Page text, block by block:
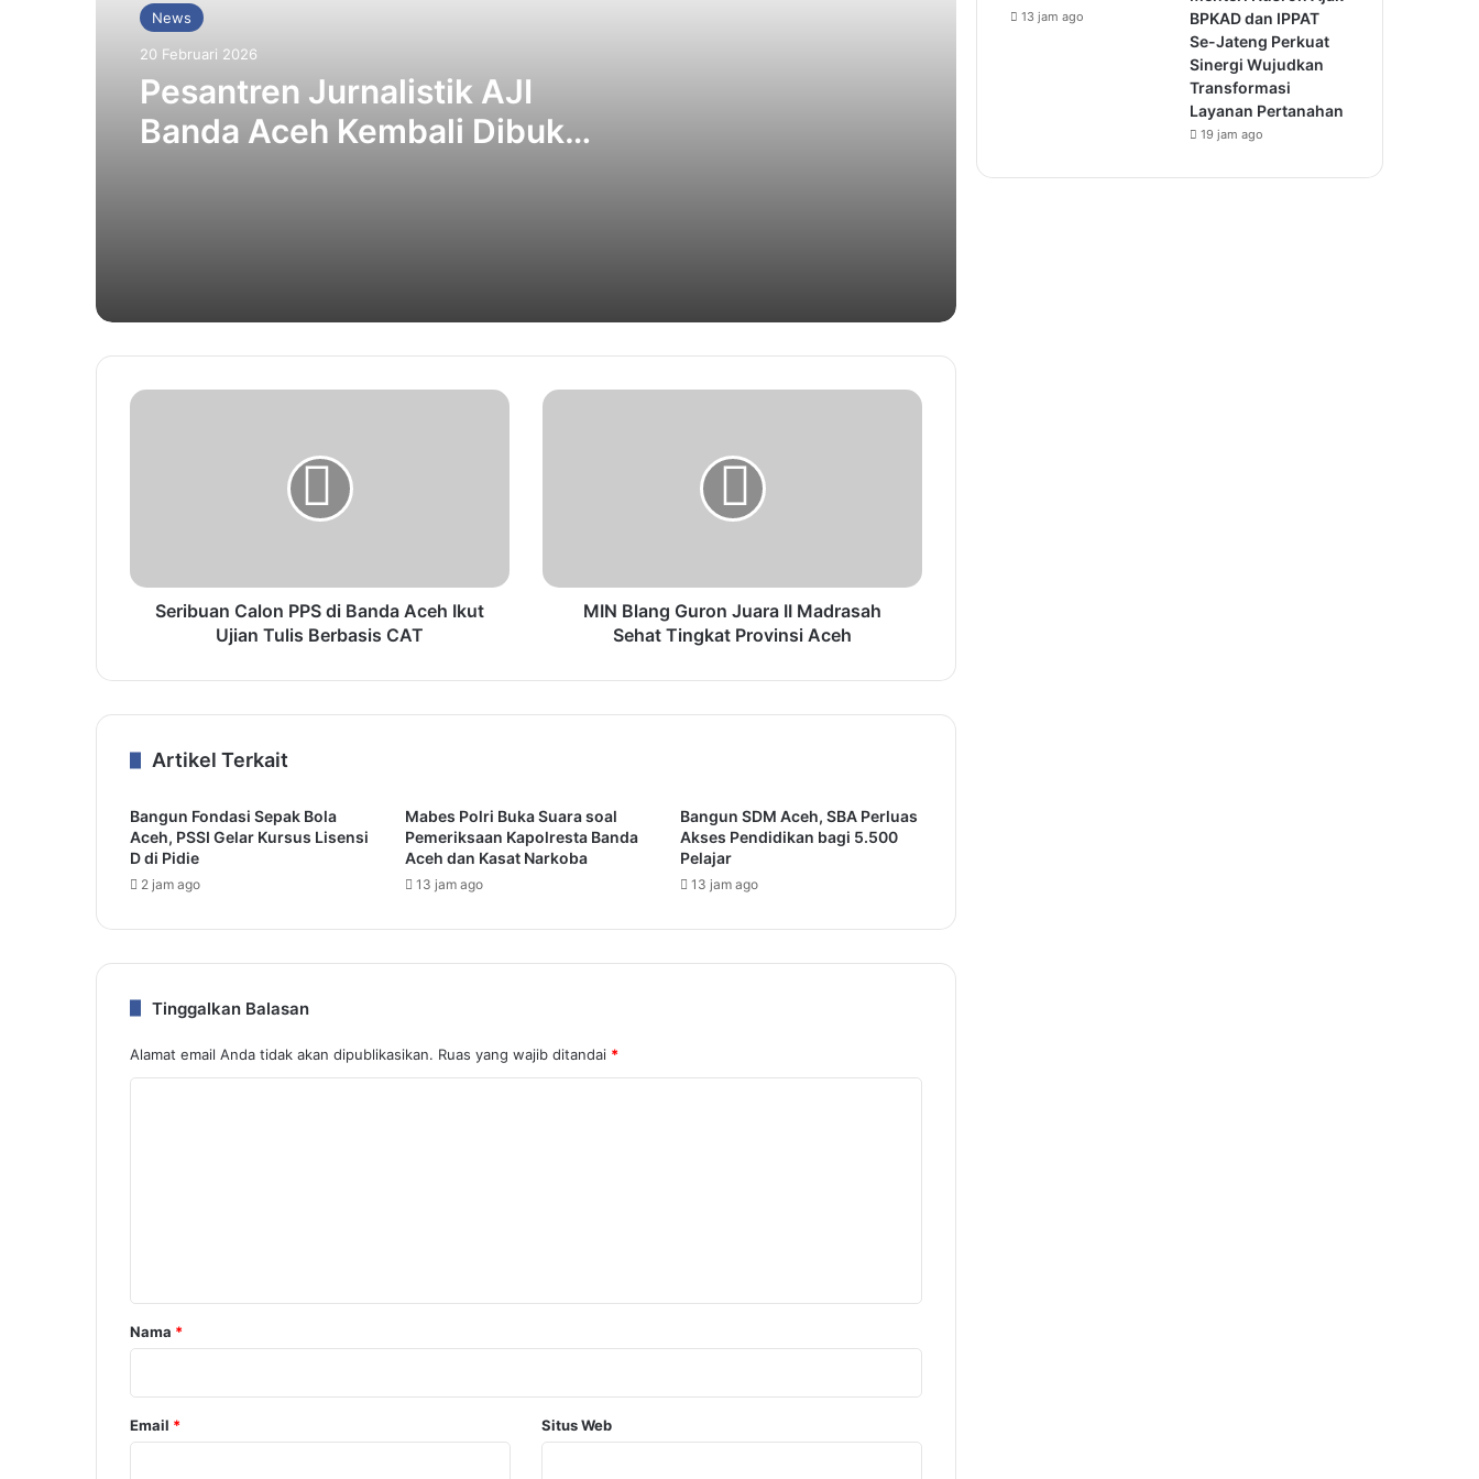
News
20 Februari 2026
Pesantren Jurnalistik AJI
Banda Aceh Kembali Dibuka
Ulama Besar Al Azhar Mesir akan ke
Kajati Aceh
Mukhlisuddin Ilyas Tawarkan Aceh
Seribuan Calon PPS di Banda Aceh Ikut
Ujian Tulis Berbasis CAT
MIN Blang Guron Juara II Madrasah
Sehat Tingkat Provinsi Aceh
Artikel Terkait
Bangun Fondasi Sepak Bola
Aceh, PSSI Gelar Kursus Lisensi
D di Pidie
2 jam ago
Mabes Polri Buka Suara soal
Pemeriksaan Kapolresta Banda
Aceh dan Kasat Narkoba
13 jam ago
Bangun SDM Aceh, SBA Perluas
Akses Pendidikan bagi 5.500
Pelajar
13 jam ago
Tinggalkan Balasan
Alamat email Anda tidak akan dipublikasikan. Ruas yang wajib ditandai *
r
*
Nama *
Email * Situs Web
13 jam ago
BPKAD dan IPPAT
Se-Jateng Perkuat
Sinergi Wujudkan
Transformasi
Layanan Pertanahan
19 jam ago